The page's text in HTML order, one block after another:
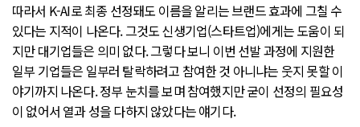
따라서 K-AI로 최종 선정돼도 이름을 알리는 브랜드 효과에 그칠 수
있다는 지적이 나온다. 그것도 신생기업(스타트업)에게는 도움이 되
지만 대기업들은 의미 없다. 그렇다 보니 이번 선발 과정에 지원한
일부 기업들은 일부러 탈락하려고 참여한 것 아니냐는 웃지 못할 이
야기까지 나온다. 정부 눈치를 보며 참여했지만 굳이 선정의 필요성
이 없어서 열과 성을 다하지 않았다는 얘기다.